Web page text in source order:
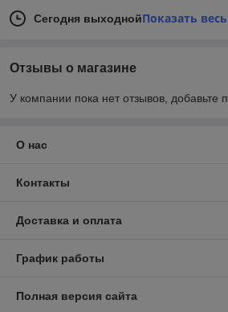
Сегодня выходнойПоказать
Отзывы о магазине
У компании пока нет отзывов, добавьте
О нас
Контакты
Доставка и оплата
График работы
Полная версия сайта